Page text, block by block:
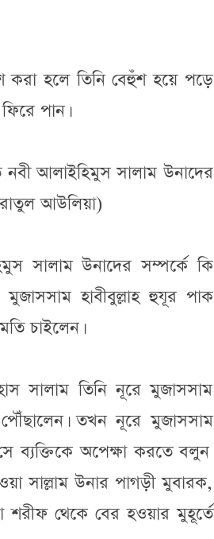
হলে তিনি বেহুঁশ হয়ে পড়ে
পান।
আলাইহিমুস সালাম উনাদের
আউলিয়া)
সালাম উনাদের সম্পর্কে কি
হাবীবুল্লাহ হুযূর পাক
চাইলেন।
সালাম তিনি নূরে মুজাসসাম
পৌঁছালেন। তখন নূরে মুজাসসাম
ব্যক্তিকে অপেক্ষা করতে বলুন।
সাল্লাম উনার পাগড়ী মুবারক,
শরীফ থেকে বের হওয়ার মুহূর্তে